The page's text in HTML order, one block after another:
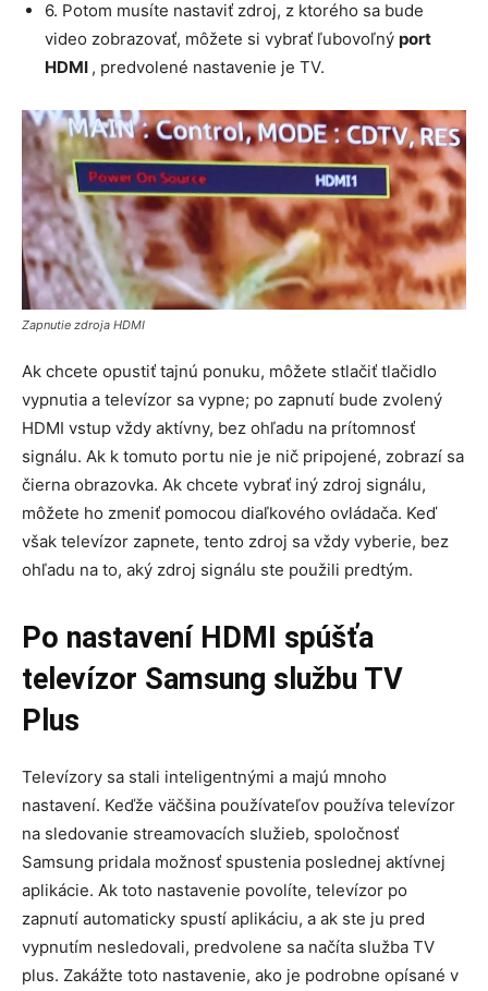
6. Potom musíte nastaviť zdroj, z ktorého sa bude
video zobrazovať, môžete si vybrať ľubovoľný port
HDMI , predvolené nastavenie je TV.
Zapnutie zdroja HDMI
Ak chcete opustiť tajnú ponuku, môžete stlačiť tlačidlo
vypnutia a televízor sa vypne; po zapnutí bude zvolený
HDMI vstup vždy aktívny, bez ohľadu na prítomnosť
signálu. Ak k tomuto portu nie je nič pripojené, zobrazí sa
čierna obrazovka. Ak chcete vybrať iný zdroj signálu,
môžete ho zmeniť pomocou diaľkového ovládača. Keď
však televízor zapnete, tento zdroj sa vždy vyberie, bez
ohľadu na to, aký zdroj signálu ste použili predtým.
Po nastavení HDMI spúšťa
televízor Samsung službu TV
Plus
Televízory sa stali inteligentnými a majú mnoho
nastavení. Keďže väčšina používateľov používa televízor
na sledovanie streamovacích služieb, spoločnosť
Samsung pridala možnosť spustenia poslednej aktívnej
aplikácie. Ak toto nastavenie povolíte, televízor po
zapnutí automaticky spustí aplikáciu, a ak ste ju pred
vypnutím nesledovali, predvolene sa načíta služba TV
plus. Zakážte toto nastavenie, ako je podrobne opísané v